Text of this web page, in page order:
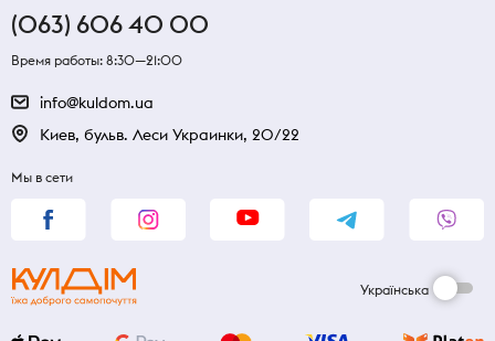
(063) 606 40 00
Время работы: 8:30—21:00
info@kuldom.ua
Киев, бульв. Леси Украинки, 20/22
Мы в сети
Українська